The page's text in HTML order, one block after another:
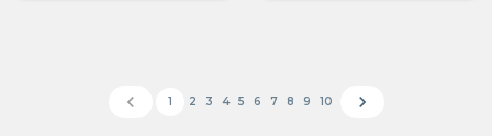
chevron_left 1 2 3 4 5 6 7 8 9 10 chevron_right